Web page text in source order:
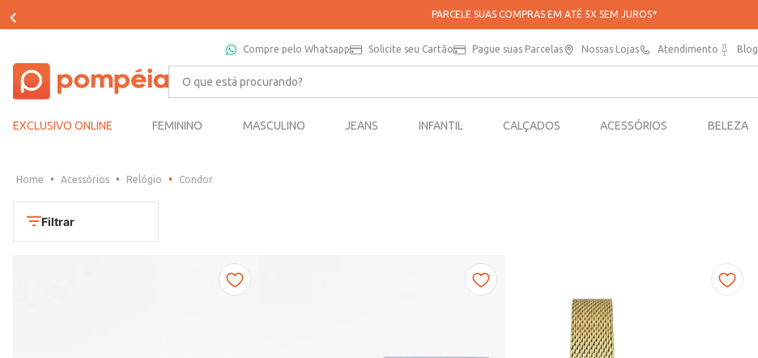
PARCELE SUAS COMPRAS EM ATÉ 5X SEM JUROS*
Compre pelo Whatsapp Solicite seu Cartão Pague suas Parcelas Nossas Lojas Atendimento Blog
O que está procurando?
EXCLUSIVO ONLINE FEMININO MASCULINO JEANS INFANTIL CALÇADOS ACESSÓRIOS BELEZA
Acessórios Relógio Condor
Filtrar